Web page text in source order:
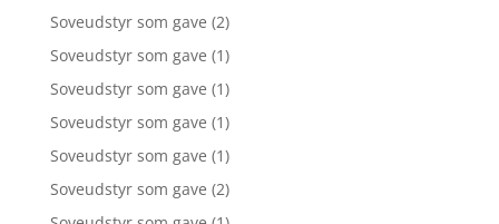
Soveudstyr som gave (2)
Soveudstyr som gave (1)
Soveudstyr som gave (1)
Soveudstyr som gave (1)
Soveudstyr som gave (1)
Soveudstyr som gave (2)